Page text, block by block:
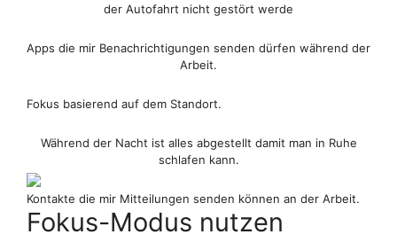
der Autofahrt nicht gestört werde
Apps die mir Benachrichtigungen senden dürfen während der
Arbeit.
Fokus basierend auf dem Standort.
Während der Nacht ist alles abgestellt damit man in Ruhe
schlafen kann.
Kontakte die mir Mitteilungen senden können an der Arbeit.
Fokus-Modus nutzen